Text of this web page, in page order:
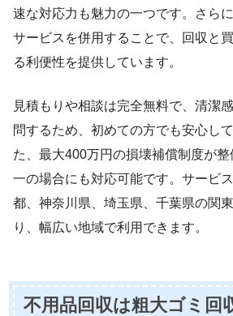
速な対応力も魅力の一つです。さら
サービスを併用することで、回収と
る利便性を提供しています。
見積もりや相談は完全無料で、清潔
問するため、初めての方でも安心し
た、最大400万円の損壊補償制度が
一の場合にも対応可能です。サービ
都、神奈川県、埼玉県、千葉県の関
り、幅広い地域で利用できます。
不用品回収は粗大ゴミ回